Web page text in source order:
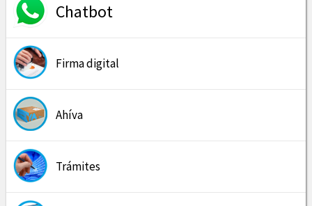
Chatbot
Firma digital
Ahíva
Trámites